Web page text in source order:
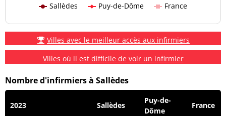
Sallèdes Puy-de-Dôme France
Villes avec le meilleur accès aux infirmiers
Villes où il est difficile de voir un infirmier
Nombre d'infirmiers à Sallèdes
2023 Sallèdes
Puy-de-
Dôme
France